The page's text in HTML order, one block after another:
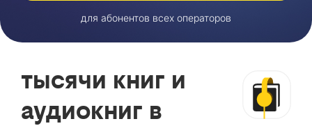
для абонентов всех операторов
тысячи книг и
аудиокниг в